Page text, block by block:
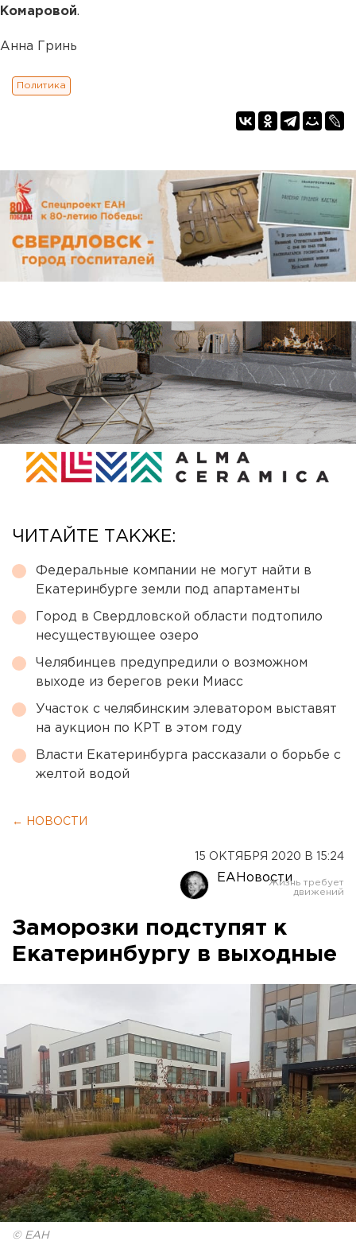
Комаровой.
Анна Гринь
Политика
ЧИТАЙТЕ ТАКЖЕ:
Федеральные компании не могут найти в
Екатеринбурге земли под апартаменты
Город в Свердловской области подтопило
несуществующее озеро
Челябинцев предупредили о возможном
выходе из берегов реки Миасс
Участок с челябинским элеватором выставят
на аукцион по КРТ в этом году
Власти Екатеринбурга рассказали о борьбе с
желтой водой
← НОВОСТИ
15 ОКТЯБРЯ 2020 В 15:24
ЕАНовости
Заморозки подступят к
Екатеринбургу в выходные
© ЕАН